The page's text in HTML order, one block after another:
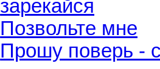
зарекайся
Позвольте мне
Прошу поверь -